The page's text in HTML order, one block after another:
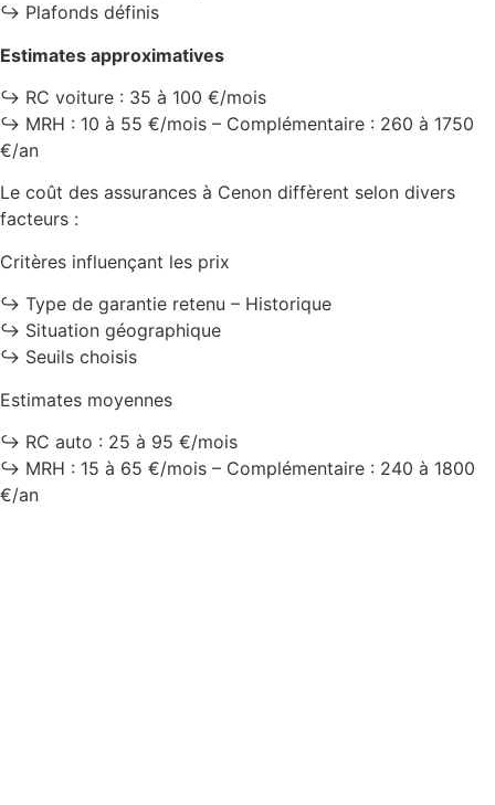
↪️ Plafonds définis
Estimates approximatives
↪️ RC voiture : 35 à 100 €/mois
↪️ MRH : 10 à 55 €/mois – Complémentaire : 260 à 1750
€/an
Le coût des assurances à Cenon diffèrent selon divers
facteurs :
Critères influençant les prix
↪️ Type de garantie retenu – Historique
↪️ Situation géographique
↪️ Seuils choisis
Estimates moyennes
↪️ RC auto : 25 à 95 €/mois
↪️ MRH : 15 à 65 €/mois – Complémentaire : 240 à 1800
€/an